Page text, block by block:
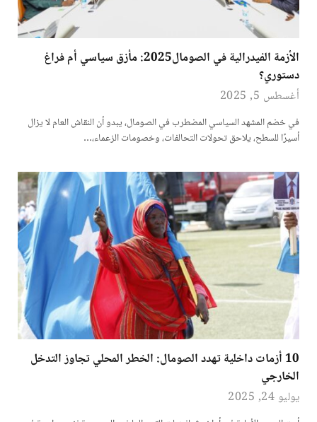
الأزمة الفيدرالية في الصومال2025: مأزق سياسي أم فراغ
دستوري؟
أغسطس 5, 2025
في خضم المشهد السياسي المضطرب في الصومال، يبدو أن النقاش العام لا يزال
أسيرًا للسطح، يلاحق تحولات التحالفات، وخصومات الزعماء،…
10 أزمات داخلية تهدد الصومال: الخطر المحلي تجاوز التدخل
الخارجي
يوليو 24, 2025